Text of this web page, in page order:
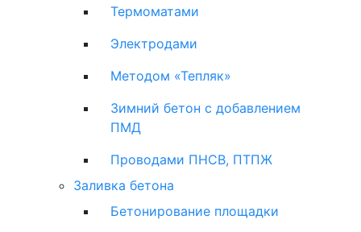
Термоматами
Электродами
Методом «Тепляк»
Зимний бетон с добавлением
ПМД
Проводами ПНСВ, ПТПЖ
Заливка бетона
Бетонирование площадки